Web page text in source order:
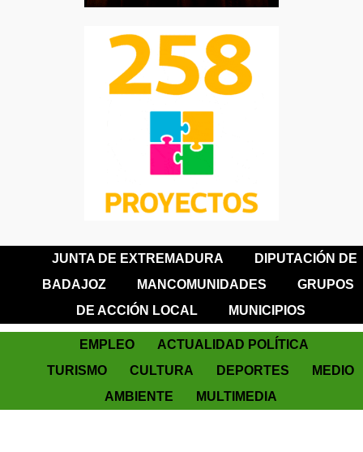
JUNTA DE EXTREMADURA
DIPUTACIÓN DE
BADAJOZ
MANCOMUNIDADES
GRUPOS
DE ACCIÓN LOCAL
MUNICIPIOS
EMPLEO
ACTUALIDAD POLÍTICA
TURISMO
CULTURA DEPORTES
MEDIO
AMBIENTE
MULTIMEDIA